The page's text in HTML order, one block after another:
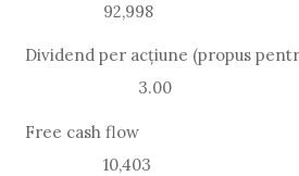
92,998
Dividend per acțiune (propus
3.00
Free cash flow
10,403